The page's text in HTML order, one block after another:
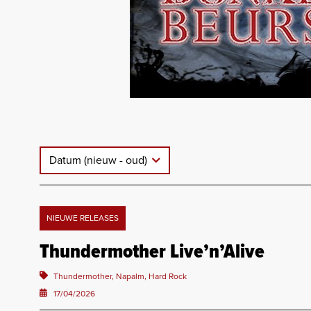
Datum (nieuw - oud)
NIEUWE RELEASES
Thundermother Live’n’Alive
Thundermother, Napalm, Hard Rock
17/04/2026